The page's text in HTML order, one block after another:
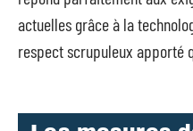
actuelles grâce à la
respect scrupuleux apporté